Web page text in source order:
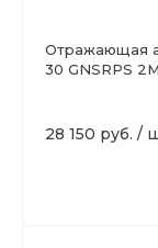
Отражающая
30 GNSRPS
28 150 руб. /